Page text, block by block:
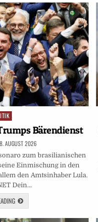
Bärendienst
AUGUST 2026
zum brasilianischen
Einmischung in den
den Amtsinhaber Lula.
Dein…